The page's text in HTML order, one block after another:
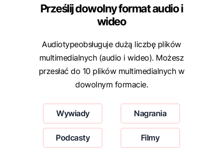
Prześlij dowolny format audio i
wideo
Audiotypeobsługuje dużą liczbę plików
multimedialnych (audio i wideo). Możesz
przesłać do 10 plików multimedialnych w
dowolnym formacie.
Wywiady Nagrania
Podcasty Filmy